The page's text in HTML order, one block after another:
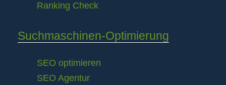
Ranking Check
Suchmaschinen-Optimierung
SEO optimieren
SEO Agentur